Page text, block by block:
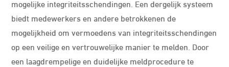
mogelijke integriteitsschendingen. Een dergelijk systeem
biedt medewerkers en andere betrokkenen de
mogelijkheid om vermoedens van integriteitsschendingen
op een veilige en vertrouwelijke manier te melden. Door
een laagdrempelige en duidelijke meldprocedure te